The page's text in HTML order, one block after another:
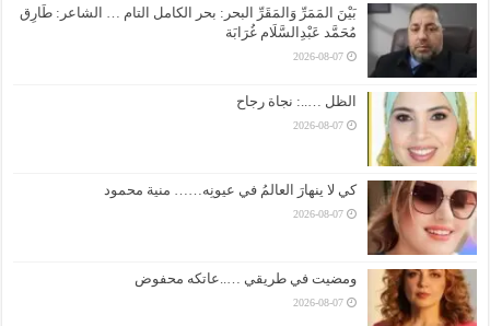
بَيْنَ المَمَرِّ وَالمَقَرِّ البحر: بحر الكامل التام … الشاعر: طَارِق
مُحَمَّد عَبْدِالسَّلَام غُرَابَة
2026-08-07
الظل …..: نجاة رجاح
2026-08-07
كي لا ينهارَ العالمُ في عيونِه…… منية محمود
2026-08-07
ومضيت في طريقي …..عاتكه محفوض
2026-08-07